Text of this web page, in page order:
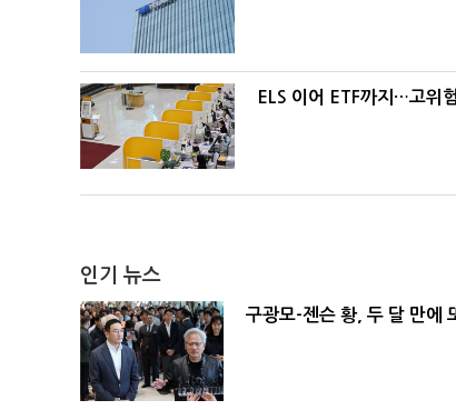
ELS 이어 ETF까지…고위
인기 뉴스
구광모-젠슨 황, 두 달 만에